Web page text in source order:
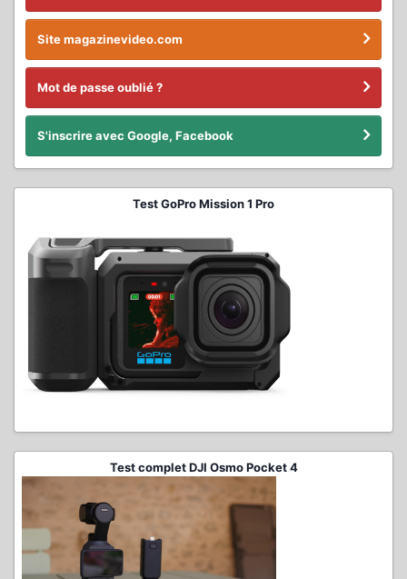
Site magazinevideo.com
Mot de passe oublié ?
S'inscrire avec Google, Facebook
Test GoPro Mission 1 Pro
Test complet DJI Osmo Pocket 4